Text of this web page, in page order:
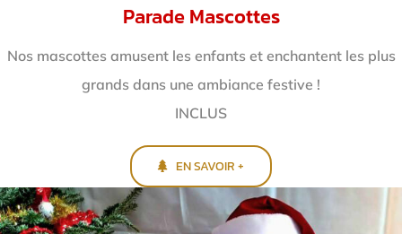
Parade Mascottes
Nos mascottes amusent les enfants et enchantent les plus
grands dans une ambiance festive !
INCLUS
EN SAVOIR +